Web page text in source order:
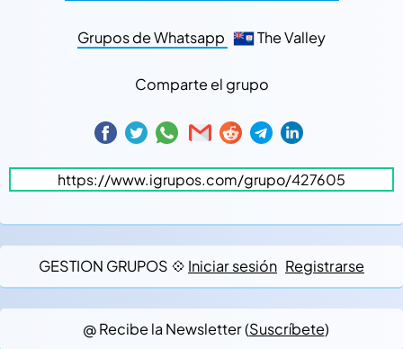
Grupos de Whatsapp The Valley
Comparte el grupo
GESTION GRUPOS 💠 Iniciar sesión Registrarse
@ Recibe la Newsletter (Suscríbete)